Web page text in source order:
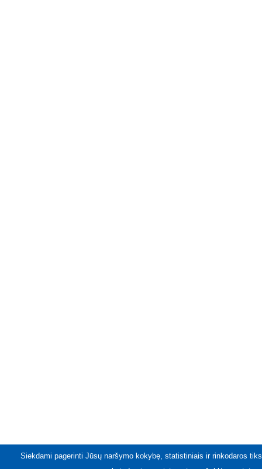
Siekdami pagerinti Jūsų naršymo kokybę, statistiniais ir rinkodaros